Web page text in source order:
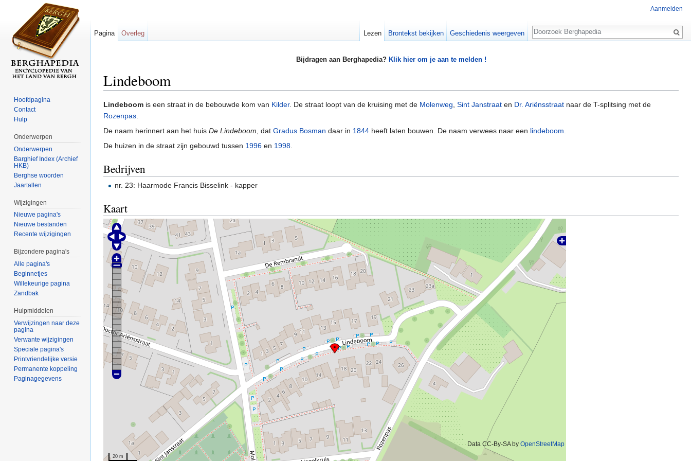
Bijdragen aan Berghapedia? Klik hier om je aan te melden !
Lindeboom
Lindeboom is een straat in de bebouwde kom van Kilder. De straat loopt van de kruising met de Molenweg, Sint Janstraat en Dr. Ariënsstraat naar de T-splitsing met de
Rozenpas.
De naam herinnert aan het huis De Lindeboom, dat Gradus Bosman daar in 1844 heeft laten bouwen. De naam verwees naar een lindeboom.
De huizen in de straat zijn gebouwd tussen 1996 en 1998.
Bedrijven
nr. 23: Haarmode Francis Bisselink - kapper
Kaart
20 m
Data CC-By-SA by OpenStreetMap
Aanmelden
Pagina Overleg Lezen Brontekst bekijken Geschiedenis weergeven
Zoeken
Hoofdpagina
Contact
Hulp
Onderwerpen
Onderwerpen
Barghief Index (Archief
HKB)
Berghse woorden
Jaartallen
Wijzigingen
Nieuwe pagina's
Nieuwe bestanden
Recente wijzigingen
Bijzondere pagina's
Alle pagina's
Beginnetjes
Willekeurige pagina
Zandbak
Hulpmiddelen
Verwijzingen naar deze
pagina
Verwante wijzigingen
Speciale pagina's
Printvriendelijke versie
Permanente koppeling
Paginagegevens